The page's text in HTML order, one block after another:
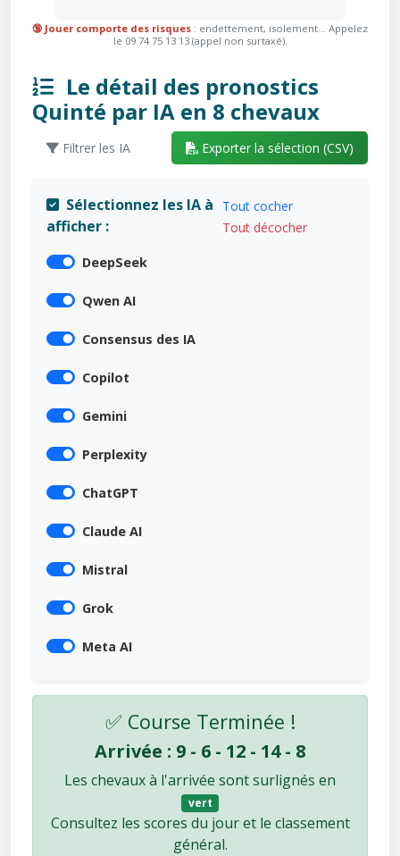
🔞 Jouer comporte des risques : endettement, isolement... Appelez
le 09 74 75 13 13 (appel non surtaxé).
Le détail des pronostics
Quinté par IA en 8 chevaux
Filtrer les IA Exporter la sélection (CSV)
Sélectionnez les IA à
afficher :
Tout cocher
Tout décocher
DeepSeek
Qwen AI
Consensus des IA
Copilot
Gemini
Perplexity
ChatGPT
Claude AI
Mistral
Grok
Meta AI
✅ Course Terminée !
Arrivée : 9 - 6 - 12 - 14 - 8
Les chevaux à l'arrivée sont surlignés en
vert
Consultez les scores du jour et le classement
général.